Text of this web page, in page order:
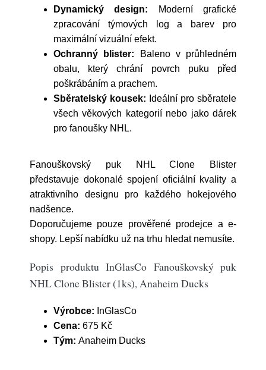
Dynamický design: Moderní grafické
zpracování týmových log a barev pro
maximální vizuální efekt.
Ochranný blister: Baleno v průhledném
obalu, který chrání povrch puku před
poškrábáním a prachem.
Sběratelský kousek: Ideální pro sběratele
všech věkových kategorií nebo jako dárek
pro fanoušky NHL.
Fanouškovský puk NHL Clone Blister
představuje dokonalé spojení oficiální kvality a
atraktivního designu pro každého hokejového
nadšence.
Doporučujeme pouze prověřené prodejce a e-
shopy. Lepší nabídku už na trhu hledat nemusíte.
Popis produktu InGlasCo Fanouškovský puk
NHL Clone Blister (1ks), Anaheim Ducks
Výrobce: InGlasCo
Cena: 675 Kč
Tým: Anaheim Ducks